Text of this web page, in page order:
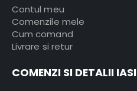
Contul meu
Comenzile mele
Cum comand
Livrare si retur
COMENZI SI DETALII IASI